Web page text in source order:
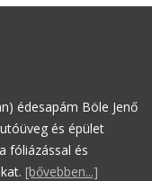
édesapám Böle Jenő
és épület
fóliázással és
[bővebben...]